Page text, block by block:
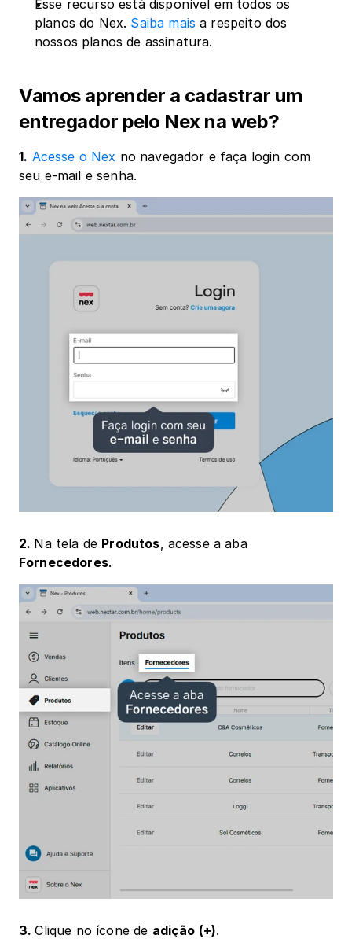
Esse recurso está disponível em todos os
planos do Nex. Saiba mais a respeito dos
nossos planos de assinatura.
Vamos aprender a cadastrar um
entregador pelo Nex na web?
1. Acesse o Nex no navegador e faça login com
seu e-mail e senha.
2. Na tela de Produtos
, acesse a aba
Fornecedores.
3. Clique no ícone de adição (+).